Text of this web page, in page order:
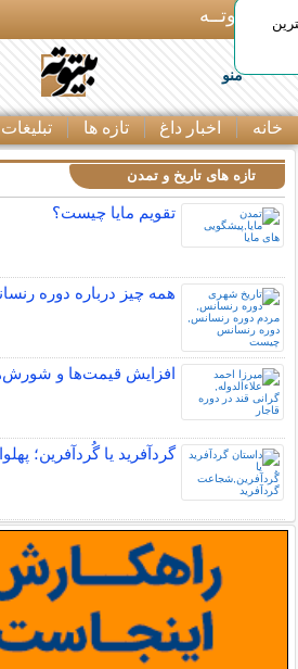
بـیتوتــه
منو
خانه اخبار داغ تازه ها
تازه های تاریخ و تمدن
تقویم مایا چیست؟
همه چیز درباره دوره
افزایش قیمت‌ها و
گردآفرید یا گُردآفرین؛